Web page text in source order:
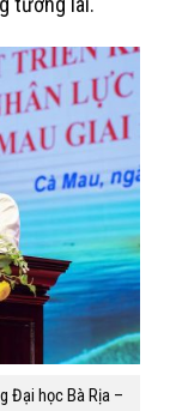
Đại học Bà Rịa –